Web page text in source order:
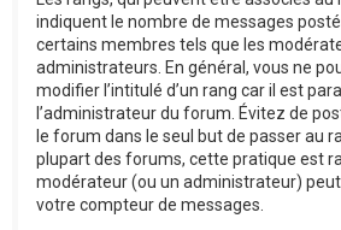
indiquent le nombre de messages
certains membres tels que les
administrateurs. En général, vous ne
modifier l’intitulé d’un rang car il est
l’administrateur du forum. Évitez de
le forum dans le seul but de passer au
plupart des forums, cette pratique est
modérateur (ou un administrateur)
votre compteur de messages.